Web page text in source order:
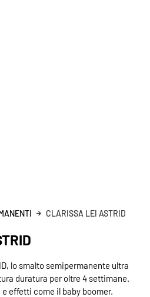
CLARISSA LEI ASTRID
lo smalto semipermanente ultra
duratura per oltre 4 settimane.
effetti come il baby boomer.